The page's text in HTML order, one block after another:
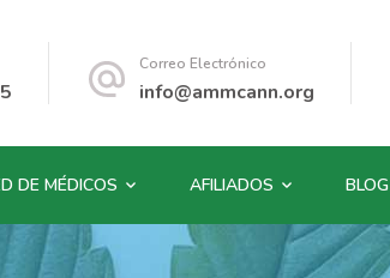
Correo Electrónico
info@ammcann.org
DE MÉDICOS AFILIADOS BLOG